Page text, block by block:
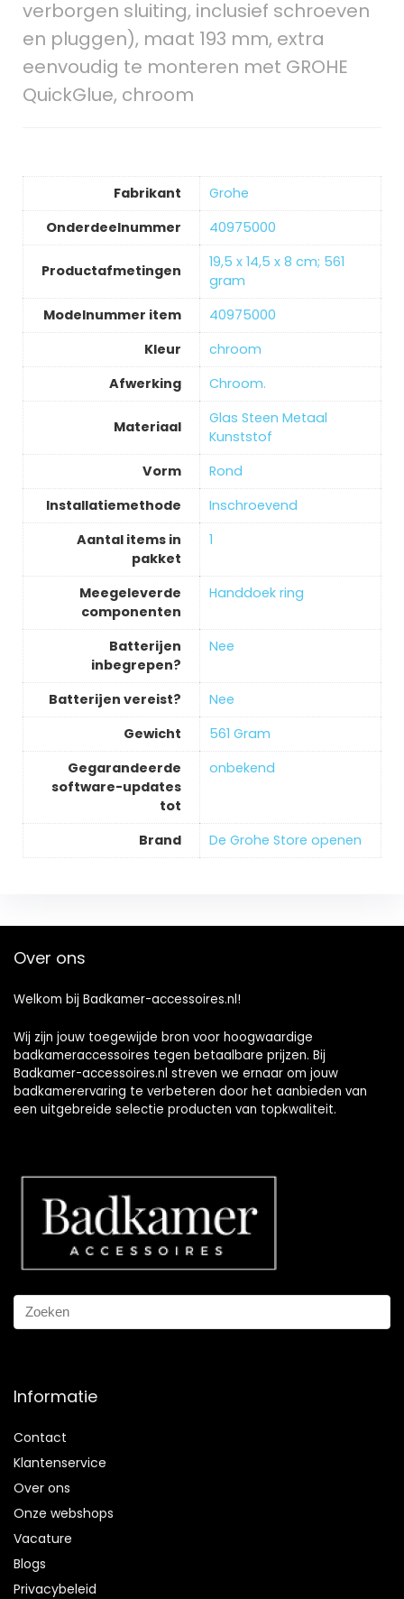
verborgen sluiting, inclusief schroeven
en pluggen), maat 193 mm, extra
eenvoudig te monteren met GROHE
QuickGlue, chroom
Fabrikant
‎Grohe
Onderdeelnummer
‎40975000
Productafmetingen
‎19,5 x 14,5 x 8 cm; 561
gram
Modelnummer item
‎40975000
Kleur
‎chroom
Afwerking
‎Chroom.
Materiaal
‎Glas Steen Metaal
Kunststof
Vorm
‎Rond
Installatiemethode
‎Inschroevend
Aantal items in
pakket
‎1
Meegeleverde
componenten
‎Handdoek ring
Batterijen
inbegrepen?
‎Nee
Batterijen vereist?
‎Nee
Gewicht
‎561 Gram
Gegarandeerde
software-updates
tot
‎onbekend
Brand De Grohe Store openen
Over ons
Welkom bij Badkamer-accessoires.nl!
Wij zijn jouw toegewijde bron voor hoogwaardige
badkameraccessoires tegen betaalbare prijzen. Bij
Badkamer-accessoires.nl streven we ernaar om jouw
badkamerervaring te verbeteren door het aanbieden van
een uitgebreide selectie producten van topkwaliteit.
Informatie
Contact
Klantenservice
Over ons
Onze webshops
Vacature
Blogs
Privacybeleid